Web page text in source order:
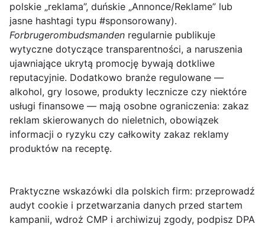
polskie „reklama”, duńskie „Annonce/Reklame” lub
jasne hashtagi typu #sponsorowany).
Forbrugerombudsmanden regularnie publikuje
wytyczne dotyczące transparentności, a naruszenia
ujawniające ukrytą promocję bywają dotkliwe
reputacyjnie. Dodatkowo branże regulowane —
alkohol, gry losowe, produkty lecznicze czy niektóre
usługi finansowe — mają osobne ograniczenia: zakaz
reklam skierowanych do nieletnich, obowiązek
informacji o ryzyku czy całkowity zakaz reklamy
produktów na receptę.
Praktyczne wskazówki dla polskich firm: przeprowadź
audyt cookie i przetwarzania danych przed startem
kampanii, wdroż CMP i archiwizuj zgody, podpisz DPA